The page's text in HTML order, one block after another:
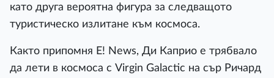
като друга вероятна фигура за следващото
туристическо излитане към космоса.
Както припомня E! News, Ди Каприо е трябвало
да лети в космоса с Virgin Galactic на сър Ричард